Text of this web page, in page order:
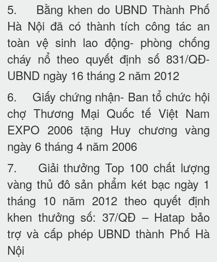
5. Bằng khen do UBND Thành Phố
Hà Nội đã có thành tích công tác an
toàn vệ sinh lao động- phòng chống
cháy nổ theo quyết định số 831/QĐ-
UBND ngày 16 tháng 2 năm 2012
6. Giấy chứng nhận- Ban tổ chức hội
chợ Thương Mại Quốc tế Việt Nam
EXPO 2006 tặng Huy chương vàng
ngày 6 tháng 4 năm 2006
7. Giải thưởng Top 100 chất lượng
vàng thủ đô sản phẩm két bạc ngày 1
tháng 10 năm 2012 theo quyết định
khen thưởng số: 37/QĐ – Hatap bảo
trợ và cấp phép UBND thành Phố Hà
Nội